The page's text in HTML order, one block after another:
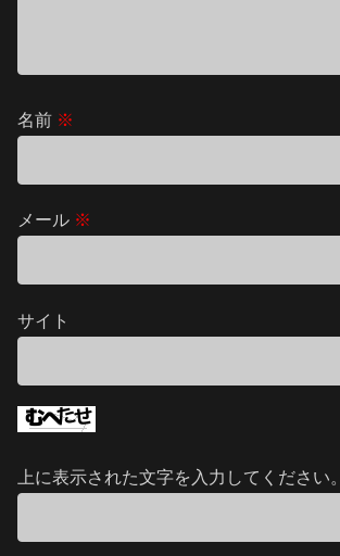
名前 ※
メール ※
サイト
上に表示された文字を入力してください。